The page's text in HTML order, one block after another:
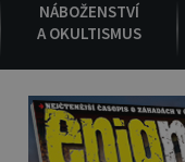
NÁBOŽENSTVÍ
A OKULTISMUS